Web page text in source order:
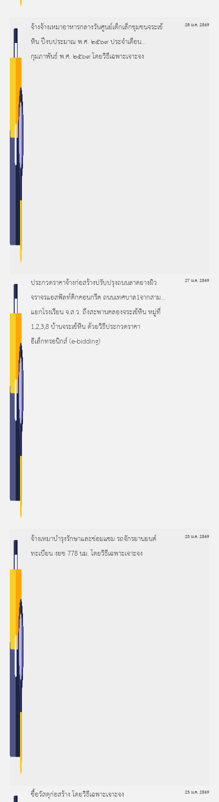
จ้างจ้างเหมาอาหารกลางวันศูนย์เด็กเล็กชุมชนจระเข้
หิน ปีงบประมาณ พ.ศ. ๒๕๖๙ ประจำเดือน
กุมภาพันธ์ พ.ศ. ๒๕๖๙ โดยวิธีเฉพาะเจาะจง
28 ม.ค. 2569
ประกวดราคาจ้างก่อสร้างปรับปรุงถนนลาดยางผิว
จราจรแอสฟัลท์ติกคอนกรีต ถนนเทศบาล1จากสาม
แยกโรงเรียน จ.ส.ว. ถึงสะพานคลองจระเข้หิน หมู่ที่
1,2,3,8 บ้านจระเข้หิน ด้วยวิธีประกวดราคา
อิเล็กทรอนิกส์ (e-bidding)
27 ม.ค. 2569
จ้างเหมาบำรุงรักษาและซ่อมแซม รถจักรยานยนต์
ทะเบียน งยข 778 นม. โดยวิธีเฉพาะเจาะจง
23 ม.ค. 2569
ซื้อวัสดุก่อสร้าง โดยวิธีเฉพาะเจาะจง 23 ม.ค. 2569